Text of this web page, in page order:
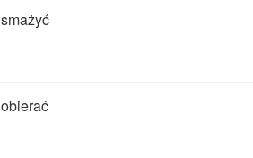
smażyć
obierać